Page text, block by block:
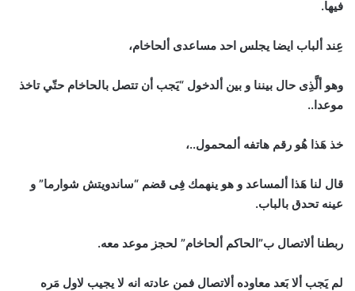
فيها.
عِند ألباب ايضا يجلس احد مساعدى ألحاخام،
وهو ألَّذِى حال بيننا و بين ألدخول “يَجب أن تتصل بالحاخام حتّي تاخذ
موعدا..
خذ هَذا هُو رقم هاتفه ألمحمول..،
قال لنا هَذا ألمساعد و هو ينهمك فِى قضم “ساندويتش شوارما” و
عينه تحدق بالباب.
ربطنا ألاتصال ب”الحاكم ألحاخام” لحجز موعد معه.
لم يَجب ألا بَعد معاوده ألاتصال فمن عادته انه لا يجيب لاول مَره